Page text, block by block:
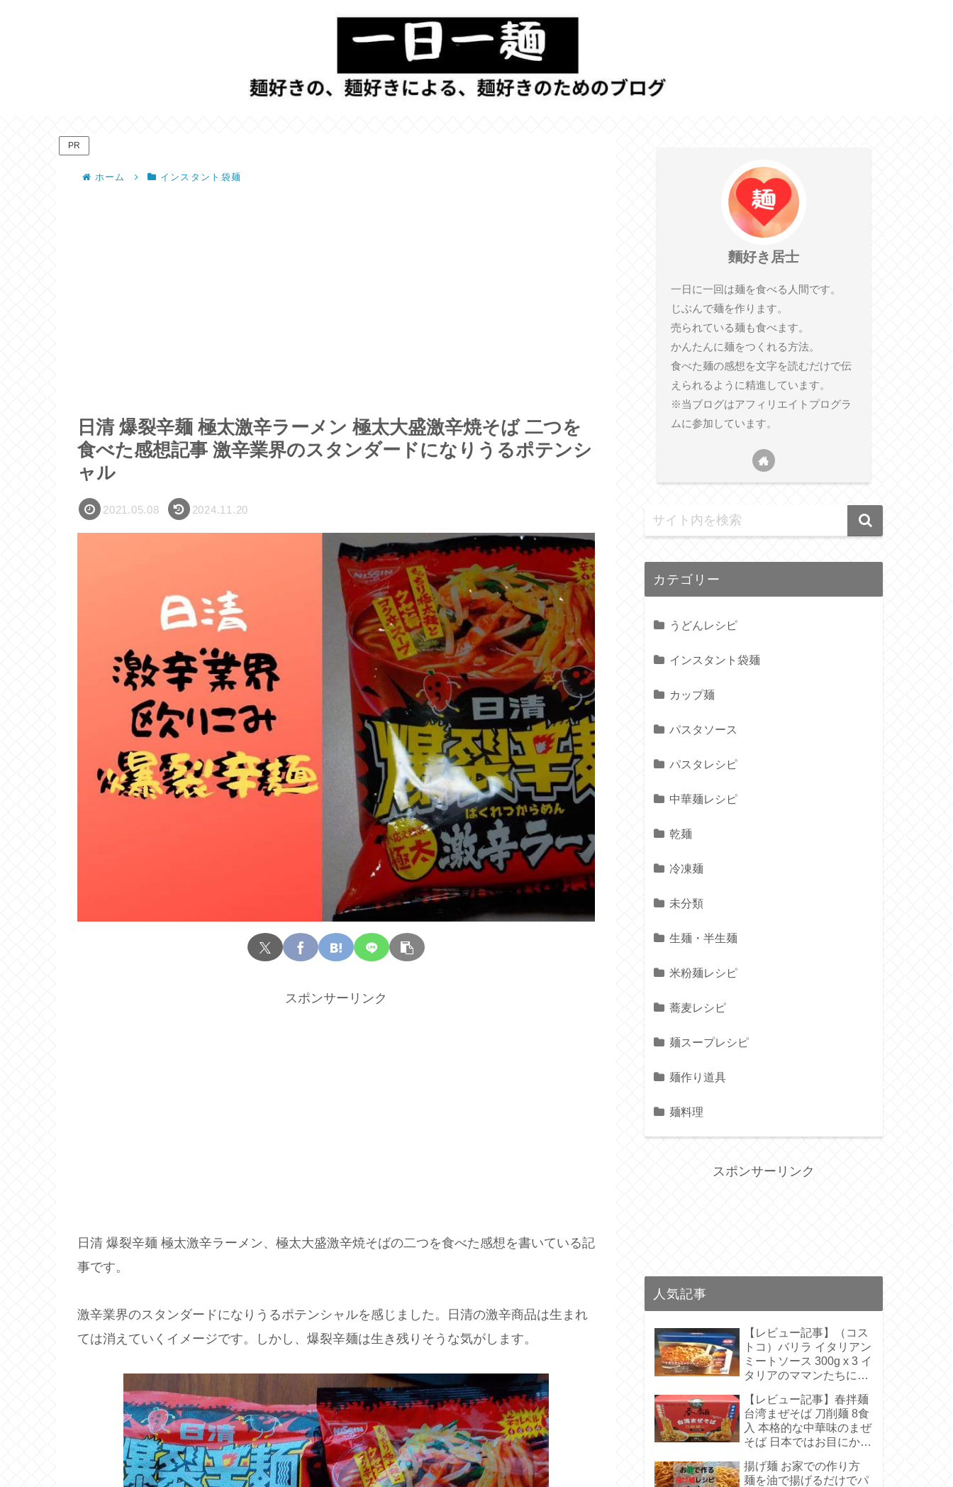
PR
ホーム インスタント袋麺
日清 爆裂辛麺 極太激辛ラーメン 極太大盛激辛焼そば 二つを
食べた感想記事 激辛業界のスタンダードになりうるポテンシ
ャル
2021.05.08 2024.11.20
スポンサーリンク
日清 爆裂辛麺 極太激辛ラーメン、極太大盛激辛焼そばの二つを食べた感想を書いている記
事です。
激辛業界のスタンダードになりうるポテンシャルを感じました。日清の激辛商品は生まれ
ては消えていくイメージです。しかし、爆裂辛麺は生き残りそうな気がします。
麵好き居士
一日に一回は麺を食べる人間です。
じぶんで麺を作ります。
売られている麺も食べます。
かんたんに麺をつくれる方法。
食べた麺の感想を文字を読むだけで伝
えられるように精進しています。
※当ブログはアフィリエイトプログラ
ムに参加しています。
カテゴリー
うどんレシピ
インスタント袋麺
カップ麺
パスタソース
パスタレシピ
中華麺レシピ
乾麺
冷凍麺
未分類
生麺・半生麺
米粉麺レシピ
蕎麦レシピ
麺スープレシピ
麺作り道具
麺料理
スポンサーリンク
人気記事
【レビュー記事】（コス
トコ）バリラ イタリアン
ミートソース 300g x 3 イ
タリアのママンたちに受
統の味 呪文のような原料
ははいっていない【アレ
ンジレシピあり】
【レビュー記事】春拌麺
台湾まぜそば 刀削麺 8食
入 本格的な中華味のまぜ
そば 日本ではお目にかか
レンジレシピあり】
揚げ麺 お家での作り方
麺を油で揚げるだけでパ